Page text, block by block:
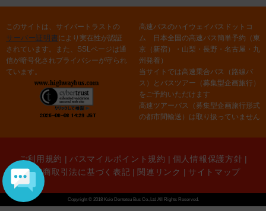
このサイトは、サイバートラストの
サーバー証明書により実在性が認証
されています。また、SSLページは通
信が暗号化されプライバシーが守られ
ています。
高速バスのハイウェイバスドットコ
ム 日本全国の高速バス簡単予約（東
京（新宿）・山梨・長野・名古屋・九
州発着）
当サイトでは高速乗合バス（路線バ
ス）とバスツアー（募集型企画旅行）
をご予約いただけます
高速ツアーバス（募集型企画旅行形式
の都市間輸送）は取り扱っていません
ご利用規約 | バスマイルポイント規約 | 個人情報保護方針 |
特定商取引法に基づく表記 | 関連リンク | サイトマップ
Copyright © 2018 Keio Dentetsu Bus Co.,Ltd All Rights Reserved.